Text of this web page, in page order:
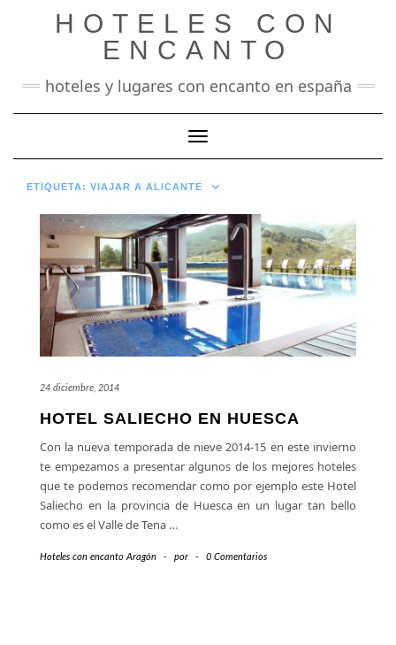
HOTELES CON
ENCANTO
hoteles y lugares con encanto en españa
Cambiar modo de navegación
ETIQUETA: VIAJAR A ALICANTE
24 diciembre, 2014
HOTEL SALIECHO EN HUESCA
Con la nueva temporada de nieve 2014-15 en este invierno
te empezamos a presentar algunos de los mejores hoteles
que te podemos recomendar como por ejemplo este Hotel
Saliecho en la provincia de Huesca en un lugar tan bello
como es el Valle de Tena …
Hoteles con encanto Aragón - por - 0 Comentarios